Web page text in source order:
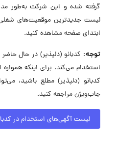
گرفته شده و این شرکت به‌طور
لیست جدیدترین موقعیت‌های شغلی
ابتدای صفحه مشاهده کنید.
توجه:
استخدام می‌کند. برای اینکه
کدبانو (دلپذیر) مطلع باشید،
جاب‌ویژن مراجعه کنید.
لیست آگهی‌های استخدام در